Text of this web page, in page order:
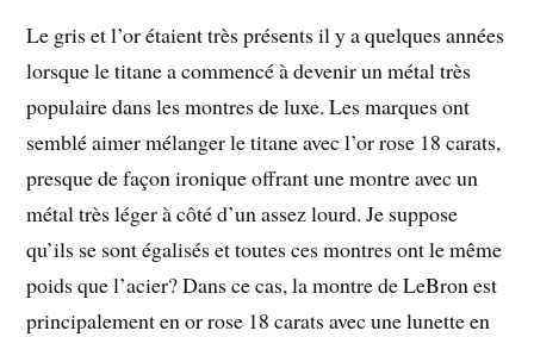
Le gris et l’or étaient très présents il y a quelques années
lorsque le titane a commencé à devenir un métal très
populaire dans les montres de luxe. Les marques ont
semblé aimer mélanger le titane avec l’or rose 18 carats,
presque de façon ironique offrant une montre avec un
métal très léger à côté d’un assez lourd. Je suppose
qu’ils se sont égalisés et toutes ces montres ont le même
poids que l’acier? Dans ce cas, la montre de LeBron est
principalement en or rose 18 carats avec une lunette en